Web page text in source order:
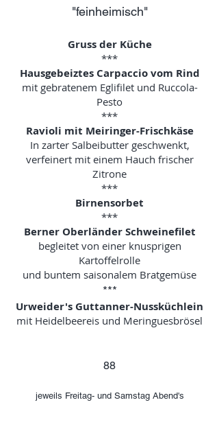
"feinheimisch"
Gruss der Küche
***
Hausgebeiztes Carpaccio vom Rind
mit gebratenem Eglifilet und Ruccola-
Pesto
***
Ravioli mit Meiringer-Frischkäse
In zarter Salbeibutter geschwenkt,
verfeinert mit einem Hauch frischer
Zitrone
***
Birnensorbet
***
Berner Oberländer Schweinefilet
begleitet von einer knusprigen
Kartoffelrolle
und buntem saisonalem Bratgemüse
​***
Urweider's Guttanner-Nussküchlein
mit Heidelbeereis und Meringuesbrösel
88
jeweils Freitag- und Samstag Abend's